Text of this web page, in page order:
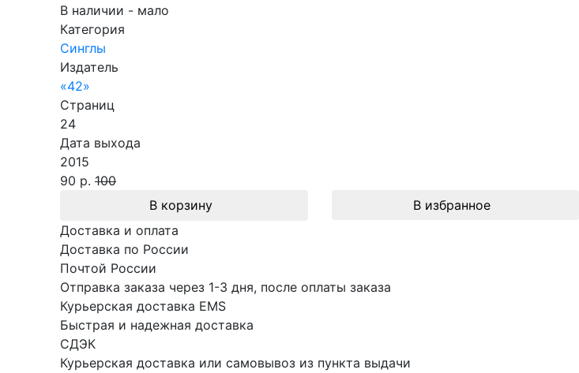
В наличии - мало
Категория
Синглы
Издатель
«42»
Страниц
24
Дата выхода
2015
90 р. 100
В корзину
В избранное
Доставка и оплата
Доставка по России
Почтой России
Отправка заказа через 1-3 дня, после оплаты заказа
Курьерская доставка EMS
Быстрая и надежная доставка
СДЭК
Курьерская доставка или самовывоз из пункта выдачи